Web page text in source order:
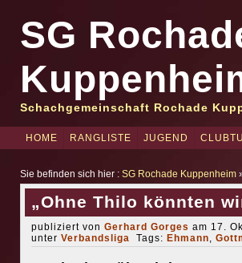
SG
Schachgemeinschaft Rochade
HOME RANGLISTE JUGEND
Sie befinden sich hier : SG Rochade Kuppenheim
„Ohne Thilo könnten
publiziert von Gerhard Gorges am 17.
unter Verbandsliga Tags: Ehmann,